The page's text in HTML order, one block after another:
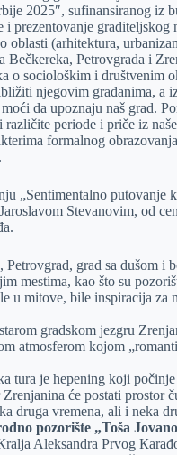
2025″, sufinansiranog iz
i prezentovanje
oblasti (arhitektura,
Bečkereka, Petrovgrada i
o sociološkim i društvenim
njegovim građanima, a
da upoznaju naš grad.
različite periode i priče iz
formalnog
„Sentimentalno putovanje
Stevanovim, od
Petrovgrad, grad sa dušom i
mestima, kao što su
u mitove, bile inspiracija
gradskom jezgru
atmosferom kojom
tura je hepening koji
Zrenjanina će postati prostor
druga vremena, ali i neka
pozorište „Toša
Aleksandra Prvog